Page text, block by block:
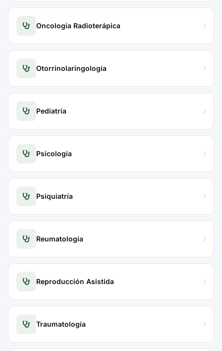
Oncología Radioterápica
Otorrinolaringología
Pediatría
Psicología
Psiquiatría
Reumatología
Reproducción Asistida
Traumatología